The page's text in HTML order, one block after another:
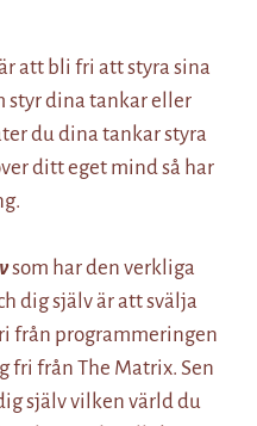
att bli fri att styra sina
styr dina tankar eller
du dina tankar styra
ditt eget mind så har
som har den verkliga
dig själv är att svälja
från programmeringen
fri från The Matrix. Sen
själv vilken värld du